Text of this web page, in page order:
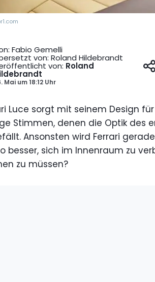
: Fabio Gemelli
von: Roland Hildebrandt
von: Roland
Mai um18:12 Uhr
Luce sorgt mit seinem Design
Stimmen, denen die Optik des
Ansonsten wird Ferrari
besser, sich im Innenraum zu
zu müssen?